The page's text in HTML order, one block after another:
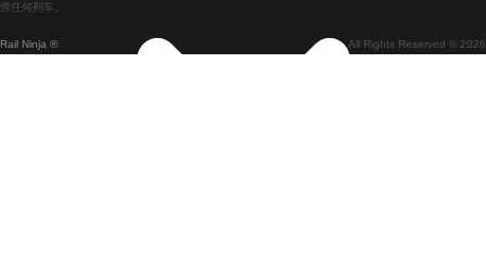
馬德里開往巴塞罗那的列車
Rail Ninja ® All Rights Reserved © 2026
营任何列车。